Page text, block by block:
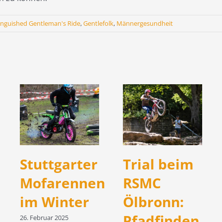
Gentleman's Ride,Gentlefolk, Männergesundheit
Stuttgarter
Mofarennen
im Winter
26. Februar 2025
Trial beim
RSMC
Ölbronn: